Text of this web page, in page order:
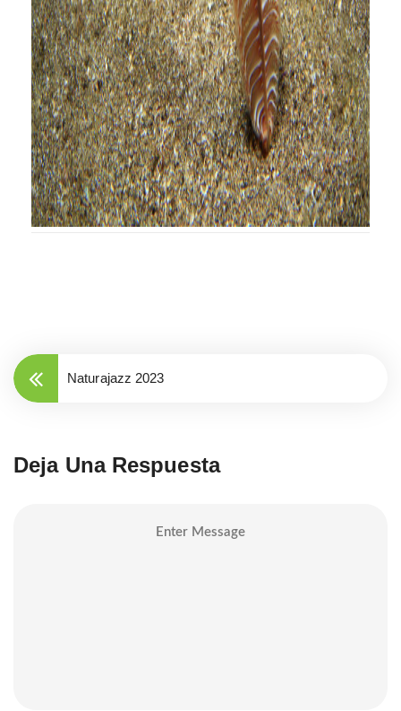
Naturajazz 2023
Deja Una Respuesta